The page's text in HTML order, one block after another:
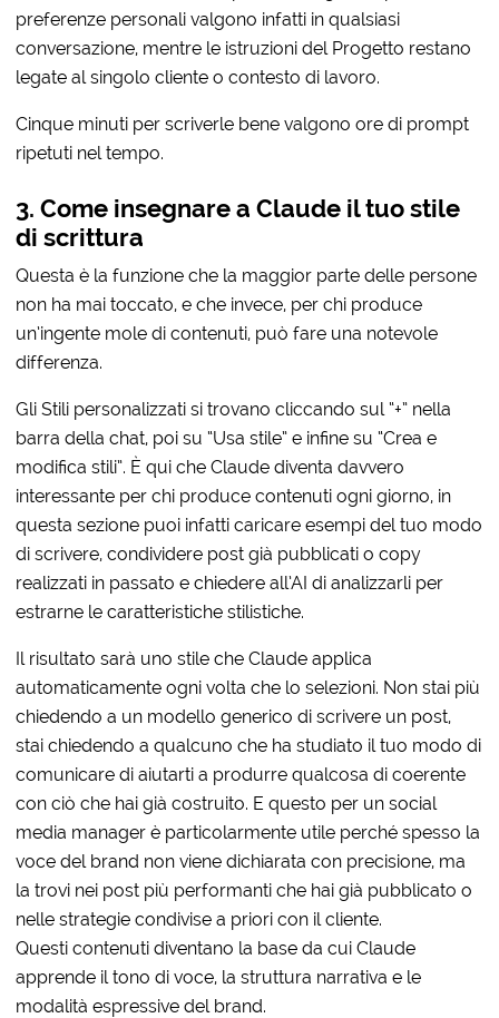
preferenze personali valgono infatti in qualsiasi
conversazione, mentre le istruzioni del Progetto restano
legate al singolo cliente o contesto di lavoro.
Cinque minuti per scriverle bene valgono ore di prompt
ripetuti nel tempo.
3. Come insegnare a Claude il tuo stile
di scrittura
Questa è la funzione che la maggior parte delle persone
non ha mai toccato, e che invece, per chi produce
un’ingente mole di contenuti, può fare una notevole
differenza.
Gli Stili personalizzati si trovano cliccando sul “+” nella
barra della chat, poi su “Usa stile” e infine su “Crea e
modifica stili”. È qui che Claude diventa davvero
interessante per chi produce contenuti ogni giorno, in
questa sezione puoi infatti caricare esempi del tuo modo
di scrivere, condividere post già pubblicati o copy
realizzati in passato e chiedere all’AI di analizzarli per
estrarne le caratteristiche stilistiche.
Il risultato sarà uno stile che Claude applica
automaticamente ogni volta che lo selezioni. Non stai più
chiedendo a un modello generico di scrivere un post,
stai chiedendo a qualcuno che ha studiato il tuo modo di
comunicare di aiutarti a produrre qualcosa di coerente
con ciò che hai già costruito. E questo per un social
media manager è particolarmente utile perché spesso la
voce del brand non viene dichiarata con precisione, ma
la trovi nei post più performanti che hai già pubblicato o
nelle strategie condivise a priori con il cliente.
Questi contenuti diventano la base da cui Claude
apprende il tono di voce, la struttura narrativa e le
modalità espressive del brand.